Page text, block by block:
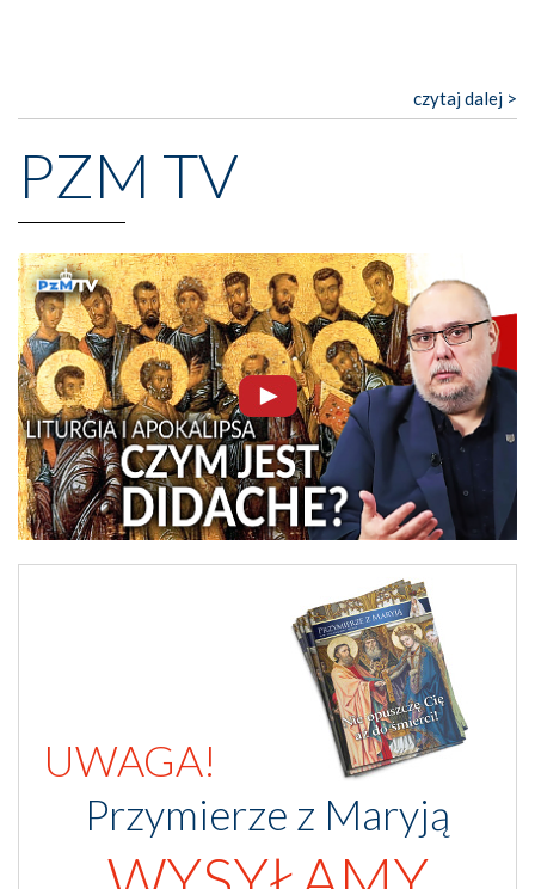
czytaj dalej >
PZM TV
UWAGA!
Przymierze z Maryją